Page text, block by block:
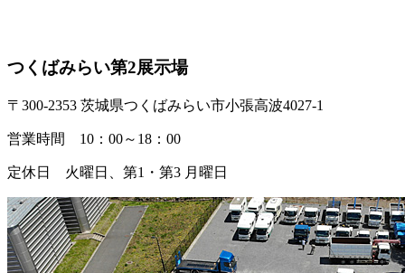
つくばみらい第2展示場
〒300-2353 茨城県つくばみらい市小張高波4027-1
営業時間 10：00～18：00
定休日 火曜日、第1・第3 月曜日